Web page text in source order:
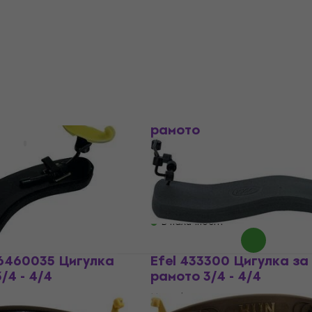
за рамото
- 29 %
рамото
Цигулка за рамото
4,8/5
72,40 €с кодMUZMUZ-25
99 €
В наличност
Цигулка
4 - 4/4
Efel 433300 Цигулка за
рамото 3/4 - 4/4
Цигулка за рамото